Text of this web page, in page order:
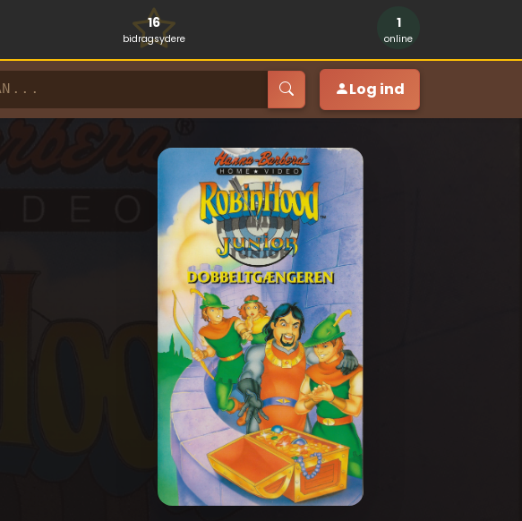
16
bidragsydere
1
online
Log ind